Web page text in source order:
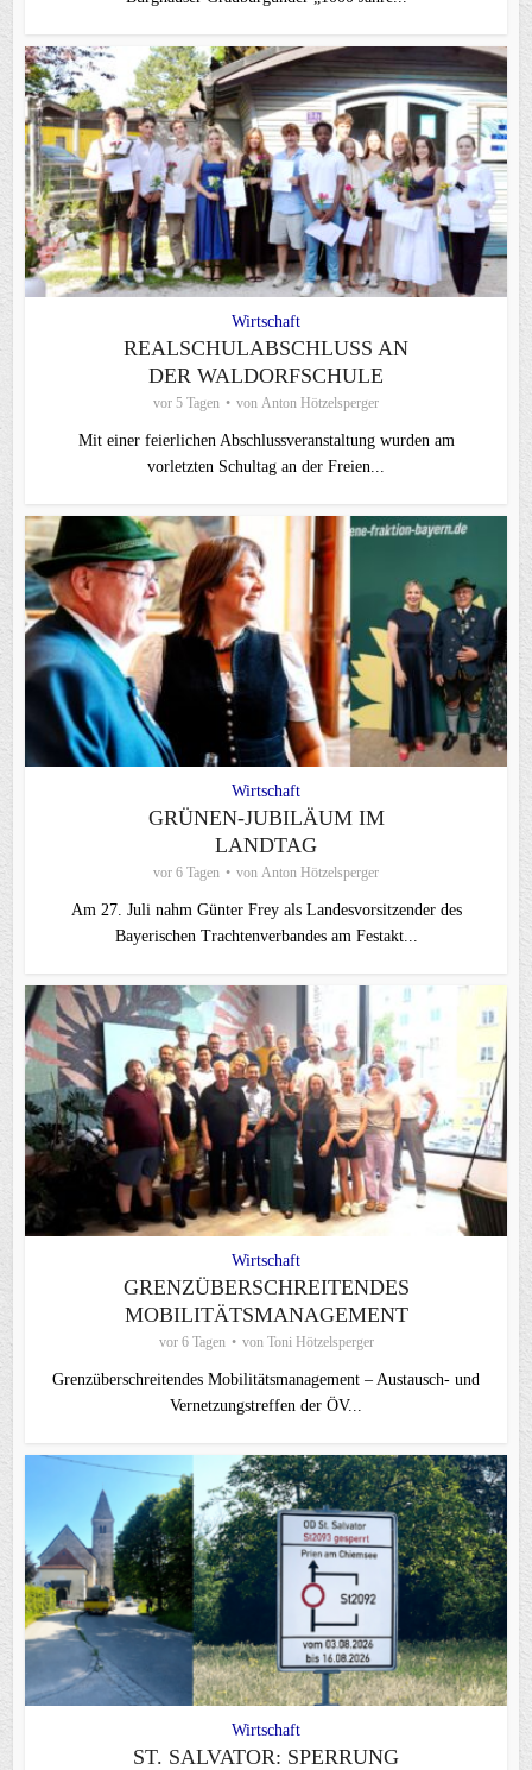
Wirtschaft
REALSCHULABSCHLUSS AN
DER WALDORFSCHULE
vor 5 Tagen von Anton Hötzelsperger
Mit einer feierlichen Abschlussveranstaltung wurden am
vorletzten Schultag an der Freien...
Wirtschaft
GRÜNEN-JUBILÄUM IM
LANDTAG
vor 6 Tagen von Anton Hötzelsperger
Am 27. Juli nahm Günter Frey als Landesvorsitzender des
Bayerischen Trachtenverbandes am Festakt...
Wirtschaft
GRENZÜBERSCHREITENDES
MOBILITÄTSMANAGEMENT
vor 6 Tagen von Toni Hötzelsperger
Grenzüberschreitendes Mobilitätsmanagement – Austausch- und
Vernetzungstreffen der ÖV...
Wirtschaft
ST. SALVATOR: SPERRUNG